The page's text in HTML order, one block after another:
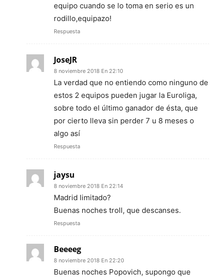
equipo cuando se lo toma en serio es un
rodillo,equipazo!
Respuesta
JoseJR
8 noviembre 2018 En 22:10
La verdad que no entiendo como ninguno de
estos 2 equipos pueden jugar la Euroliga,
sobre todo el último ganador de ésta, que
por cierto lleva sin perder 7 u 8 meses o
algo así
Respuesta
jaysu
8 noviembre 2018 En 22:14
Madrid limitado?
Buenas noches troll, que descanses.
Respuesta
Beeeeg
8 noviembre 2018 En 22:20
Buenas noches Popovich, supongo que